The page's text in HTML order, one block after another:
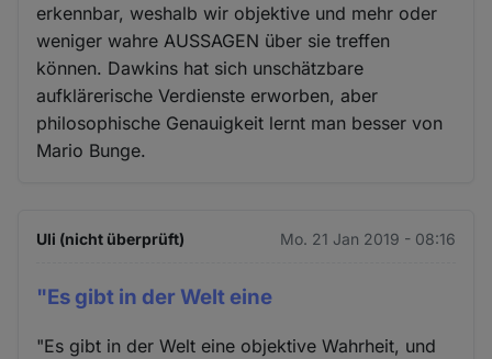
erkennbar, weshalb wir objektive und mehr oder
weniger wahre AUSSAGEN über sie treffen
können. Dawkins hat sich unschätzbare
aufklärerische Verdienste erworben, aber
philosophische Genauigkeit lernt man besser von
Mario Bunge.
Uli (nicht überprüft) Mo. 21 Jan 2019 - 08:16
"Es gibt in der Welt eine
"Es gibt in der Welt eine objektive Wahrheit, und